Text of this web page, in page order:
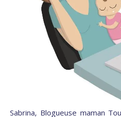
Sabrina, Blogueuse maman